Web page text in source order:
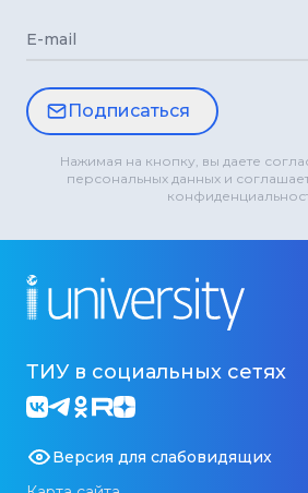
E-mail
Подписаться
Нажимая на кнопку, вы даете
персональных данных и
ТИУ в социальных сетях
Версия для слабовидящих